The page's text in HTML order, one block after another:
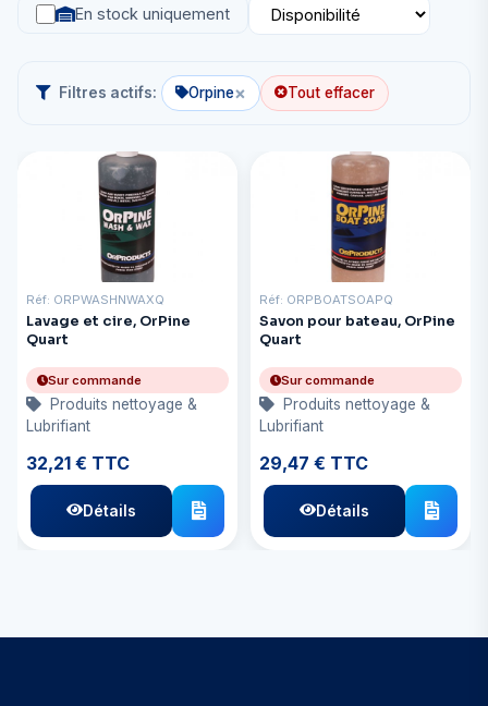
En stock uniquement
Filtres actifs: Orpine× Tout effacer
Réf: ORPWASHNWAXQ
Lavage et cire, OrPine
Quart
Sur commande
Produits nettoyage &
Lubrifiant
32,21 € TTC
Détails
Réf: ORPBOATSOAPQ
Savon pour bateau, OrPine
Quart
Sur commande
Produits nettoyage &
Lubrifiant
29,47 € TTC
Détails